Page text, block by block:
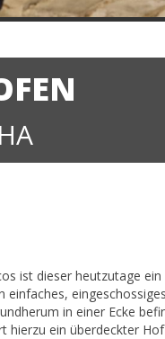
ist dieser heutzutage
einfaches,
in einer Ecke
hierzu ein überdeckter